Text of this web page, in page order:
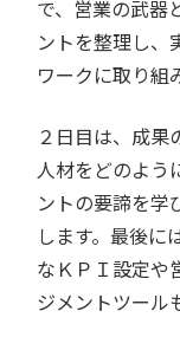
で、営業の武器
ントを整理し、
ワークに取り組
２日目は、成
人材をどのよう
ントの要諦を学
します。最後に
なＫＰＩ設定や
ジメントツール